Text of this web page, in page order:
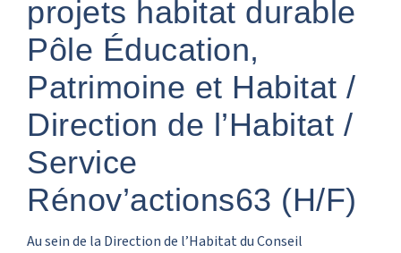
projets habitat durable
Pôle Éducation,
Patrimoine et Habitat /
Direction de l’Habitat /
Service
Rénov’actions63 (H/F)
Au sein de la Direction de l’Habitat du Conseil